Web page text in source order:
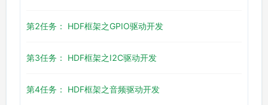
第2任务： HDF框架之GPIO驱动开发
第3任务： HDF框架之I2C驱动开发
第4任务： HDF框架之音频驱动开发